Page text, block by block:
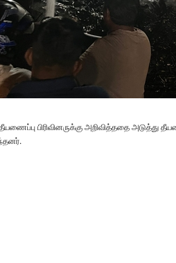
பிரிவினருக்கு அறிவித்ததை அடுத்து